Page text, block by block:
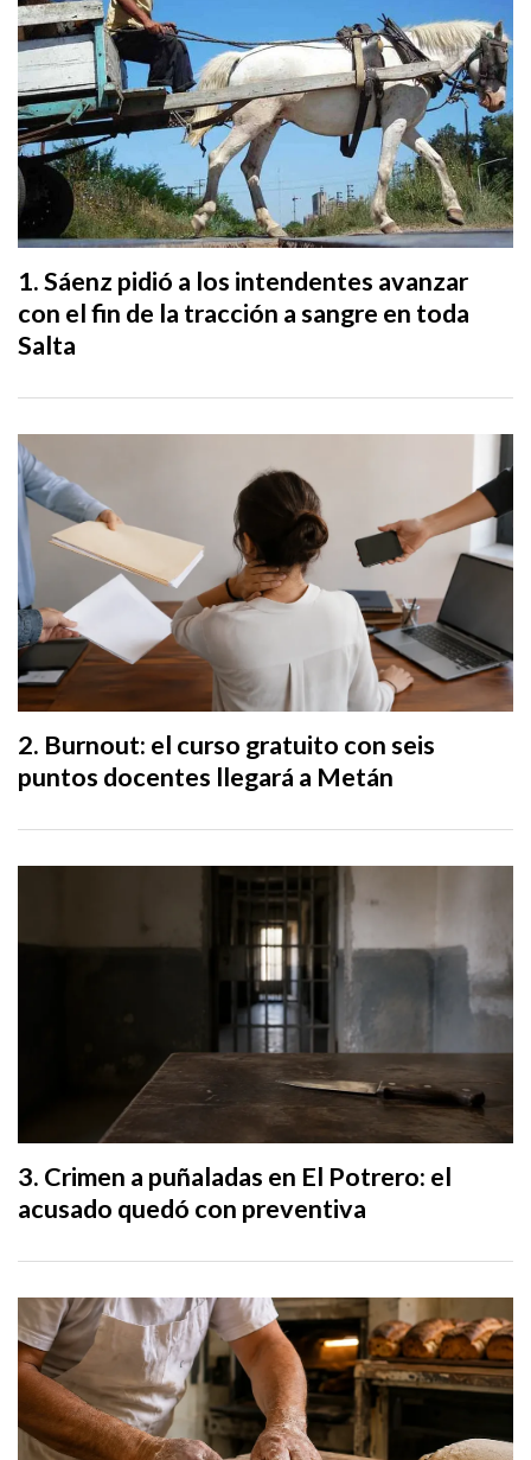
Sáenz pidió a los intendentes avanzar
con el fin de la tracción a sangre en toda
Salta
Burnout: el curso gratuito con seis
puntos docentes llegará a Metán
Crimen a puñaladas en El Potrero: el
acusado quedó con preventiva